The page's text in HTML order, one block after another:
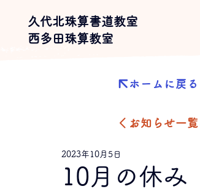
久代北珠算書道教室
​西多田珠算教室​
ホームに戻る
お知らせ一覧
10月の休み
2023年10月5日